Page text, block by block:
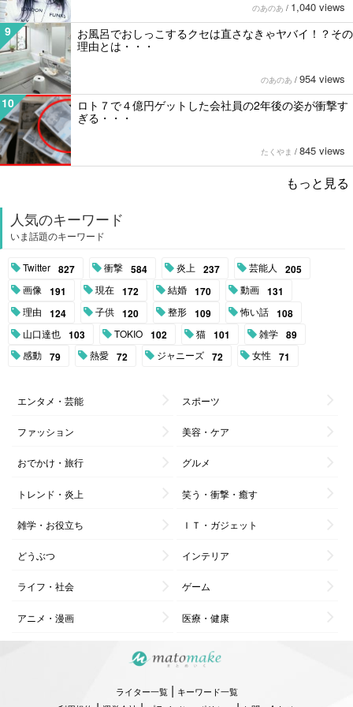
のあのあ / 1,040 views
9
お風呂でおしっこするクセは直さなきゃヤバイ！？その
理由とは・・・
のあのあ / 954 views
10
ロト７で４億円ゲットした会社員の2年後の姿が衝撃す
ぎる・・・
たくやま / 845 views
もっと見る
人気のキーワード
いま話題のキーワード
Twitter 827 衝撃 584 炎上 237 芸能人 205
画像 191 現在 172 結婚 170 動画 131
理由 124 子供 120 整形 109 怖い話 108
山口達也 103 TOKIO 102 猫 101 雑学 89
感動 79 熱愛 72 ジャニーズ 72 女性 71
エンタメ・芸能 スポーツ
ファッション 美容・ケア
おでかけ・旅行 グルメ
トレンド・炎上 笑う・衝撃・癒す
雑学・お役立ち ＩＴ・ガジェット
どうぶつ インテリア
ライフ・社会 ゲーム
アニメ・漫画 医療・健康
ライター一覧| キーワード一覧